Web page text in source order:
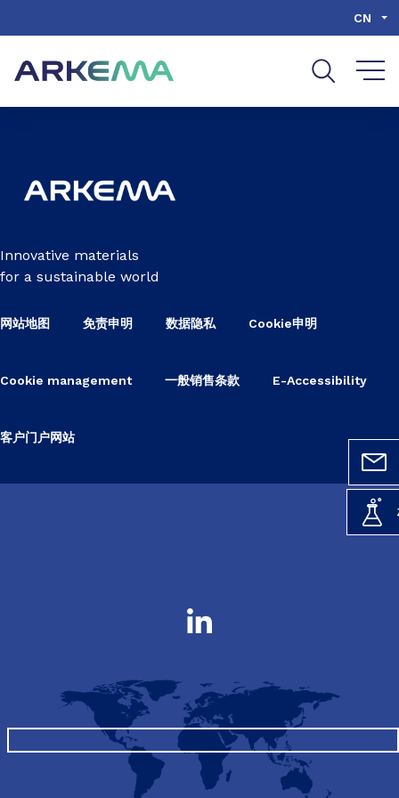
CN
Innovative materials
for a sustainable world
网站地图 免责申明 数据隐私 Cookie申明
Cookie management 一般销售条款 E-Accessibility
客户门户网站